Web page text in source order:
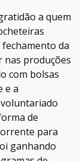
a quem
da
nas produções
com bolsas
e a
de
para
ganhando